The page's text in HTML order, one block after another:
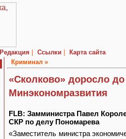
Редакция | Ссылки |
Карта сайта
Криминал »
«Сколково» доросло до
Минэкономразвития
FLB: Замминистра Павел
СКР по делу Пономарева
«Заместитель министра